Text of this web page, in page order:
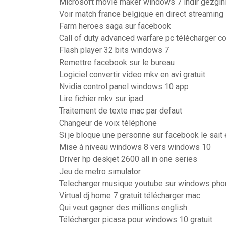
Voir match france belgique en direct streaming
Farm heroes saga sur facebook
Call of duty advanced warfare pc télécharger
Flash player 32 bits windows 7
Remettre facebook sur le bureau
Logiciel convertir video mkv en avi gratuit
Nvidia control panel windows 10 app
Lire fichier mkv sur ipad
Traitement de texte mac par defaut
Changeur de voix téléphone
Si je bloque une personne sur facebook le sait
Mise à niveau windows 8 vers windows 10
Driver hp deskjet 2600 all in one series
Jeu de metro simulator
Telecharger musique youtube sur windows
Virtual dj home 7 gratuit télécharger mac
Qui veut gagner des millions english
Télécharger picasa pour windows 10 gratuit